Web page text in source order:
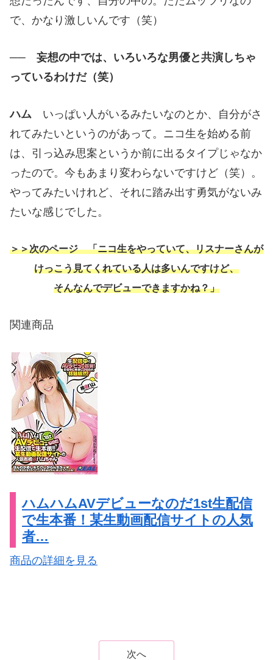
で、かなり激しいんです（笑）
── 妄想の中では、いろいろな男優と共演しちゃ
っているわけだ（笑）
ハム いっぱい人がいるみたいなのとか、自分がさ
れてみたいというのがあって。ニコ生を始める前
は、引っ込み思案というか前に出るタイプじゃなか
ったので。今もあまり変わらないですけど（笑）。
やってみたいけれど、それに踏み出す勇気がないみ
たいな感じでした。
＞＞次のページ 「ニコ生をやっていて、リスナーさんが
けっこう見てくれている人は多いんですけど、
そんなんでデビューできますかね？」
関連商品
ハムハムAVデビューなのだ1st生配信
で生本番！某生動画配信サイトの人気
者…
商品の詳細を見る
次へ